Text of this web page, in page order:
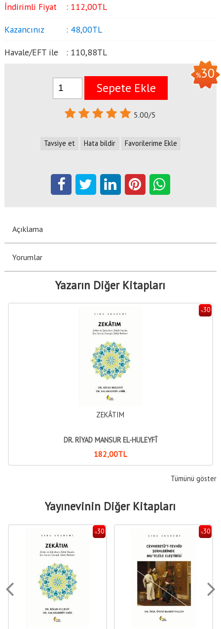
İndirimli Fiyat : 112,00TL
Kazancınız : 48,00TL
Havale/EFT ile : 110,88TL
%30
Sepete Ekle
5.00/5
Tavsiye et Hata bildir Favorilerime Ekle
Açıklama
Yorumlar
Yazarın Diğer Kitapları
%30
ZEKÂTIM
DR. RİYAD MANSUR EL-HULEYFÎ
182,00TL
Tümünü göster
Yayınevinin Diğer Kitapları
%30 %30